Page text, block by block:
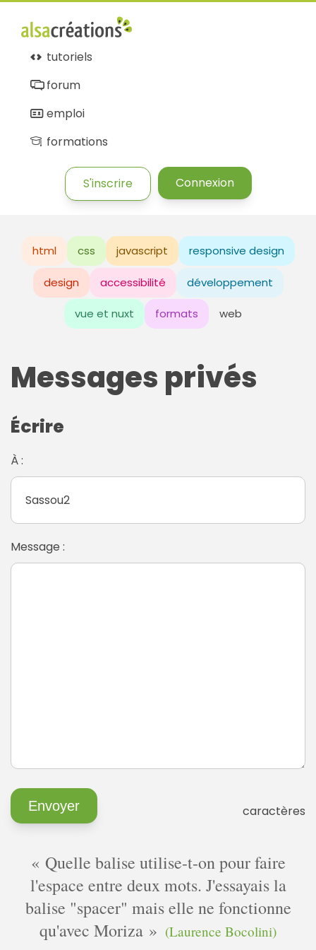
tutoriels
forum
emploi
formations
S'inscrire Connexion
html css javascript responsive design
design accessibilité développement
vue et nuxt formats web
Messages privés
Écrire
À :
Message :
caractères
Quelle balise utilise-t-on pour faire
l'espace entre deux mots. J'essayais la
balise "spacer" mais elle ne fonctionne
qu'avec Moriza
(Laurence Bocolini)